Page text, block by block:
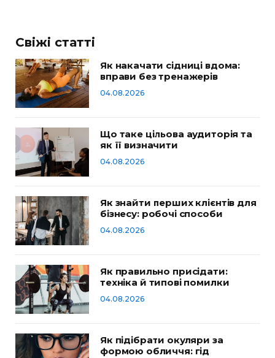
Свіжі статті
Як накачати сідниці вдома:
вправи без тренажерів
04.08.2026
Що таке цільова аудиторія та
як її визначити
04.08.2026
Як знайти перших клієнтів для
бізнесу: робочі способи
04.08.2026
Як правильно присідати:
техніка й типові помилки
04.08.2026
Як підібрати окуляри за
формою обличчя: гід